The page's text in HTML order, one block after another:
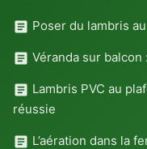
Poser du lambris
Véranda sur
Lambris PVC au
réussie
L’aération dans la